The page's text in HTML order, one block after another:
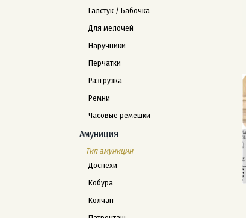
Галстук / Бабочка
Для мелочей
Наручники
Перчатки
Разгрузка
Ремни
Часовые ремешки
Амуниция
Тип амуниции
Доспехи
Кобура
Колчан